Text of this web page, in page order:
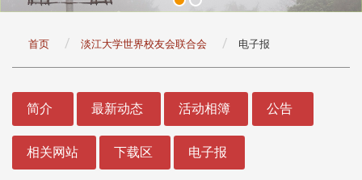
首页 淡江大学世界校友会联合会 电子报
简介 最新动态 活动相簿 公告
相关网站 下载区 电子报